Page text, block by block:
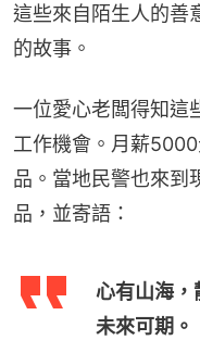
這些來自陌生人的善
的故事。
一位愛心老闆得知這
工作機會。月薪
品。當地民警也來到
品，並寄語：
心有山海，
未來可期。